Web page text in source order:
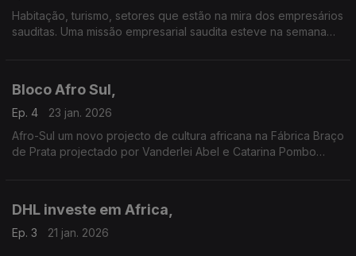
Habitação, turismo, setores que estão na mira dos empresários
sauditas. Uma missão empresarial saudita esteve na semana
Bloco Afro Sul,
Ep. 4
23 jan. 2026
Afro-Sul um novo projecto de cultura africana na Fábrica Braço
de Prata projectado por Vanderlei Abel e Catarina Pombo
DHL investe em Africa,
Ep. 3 21 jan. 2026